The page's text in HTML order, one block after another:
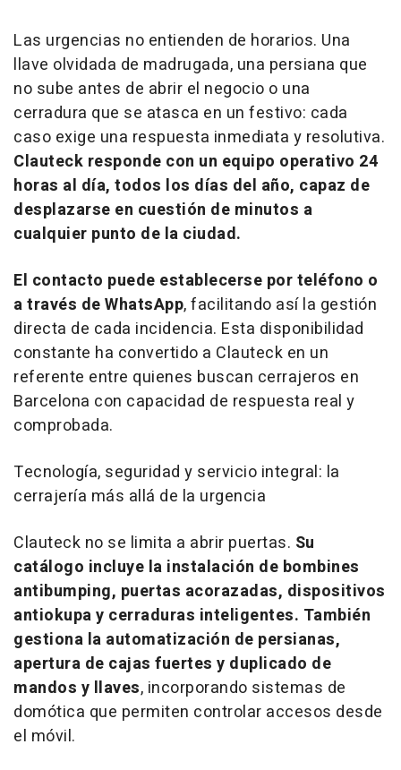
Las urgencias no entienden de horarios. Una
llave olvidada de madrugada, una persiana que
no sube antes de abrir el negocio o una
cerradura que se atasca en un festivo: cada
caso exige una respuesta inmediata y resolutiva.
Clauteck responde con un equipo operativo 24
horas al día, todos los días del año, capaz de
desplazarse en cuestión de minutos a
cualquier punto de la ciudad.
El contacto puede establecerse por teléfono o
a través de WhatsApp, facilitando así la gestión
directa de cada incidencia. Esta disponibilidad
constante ha convertido a Clauteck en un
referente entre quienes buscan cerrajeros en
Barcelona con capacidad de respuesta real y
comprobada.
Tecnología, seguridad y servicio integral: la
cerrajería más allá de la urgencia
Clauteck no se limita a abrir puertas. Su
catálogo incluye la instalación de bombines
antibumping, puertas acorazadas, dispositivos
antiokupa y cerraduras inteligentes. También
gestiona la automatización de persianas,
apertura de cajas fuertes y duplicado de
mandos y llaves, incorporando sistemas de
domótica que permiten controlar accesos desde
el móvil.